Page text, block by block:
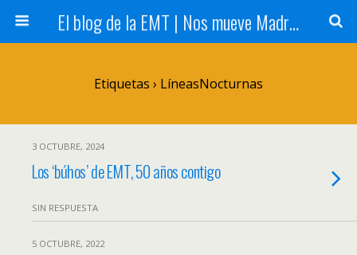
El blog de la EMT | Nos mueve Madrid
Etiquetas › LíneasNocturnas
3 OCTUBRE, 2024
Los ‘búhos’ de EMT, 50 años contigo
SIN RESPUESTA
5 OCTUBRE, 2022